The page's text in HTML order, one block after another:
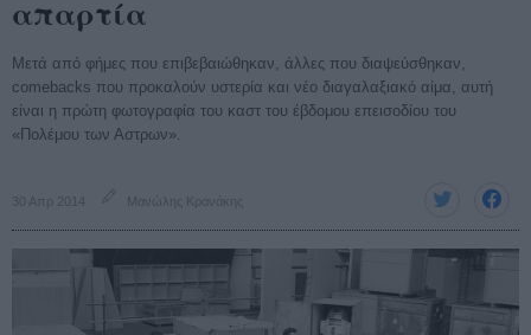
απαρτία
Μετά από φήμες που επιβεβαιώθηκαν, άλλες που διαψεύσθηκαν,
comebacks που προκαλούν υστερία και νέο διαγαλαξιακό αίμα, αυτή
είναι η πρώτη φωτογραφία του καστ του έβδομου επεισοδίου του
«Πολέμου των Αστρων».
30 Απρ 2014 Μανώλης Κρανάκης